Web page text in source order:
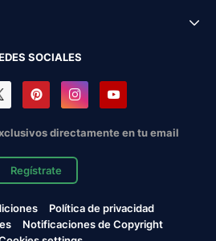
SOCIALES
directamente en tu email
Regístrate
Política de privacidad
Notificaciones de Copyright